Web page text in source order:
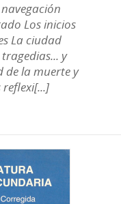
Los inicios
La ciudad
y
de la muerte y